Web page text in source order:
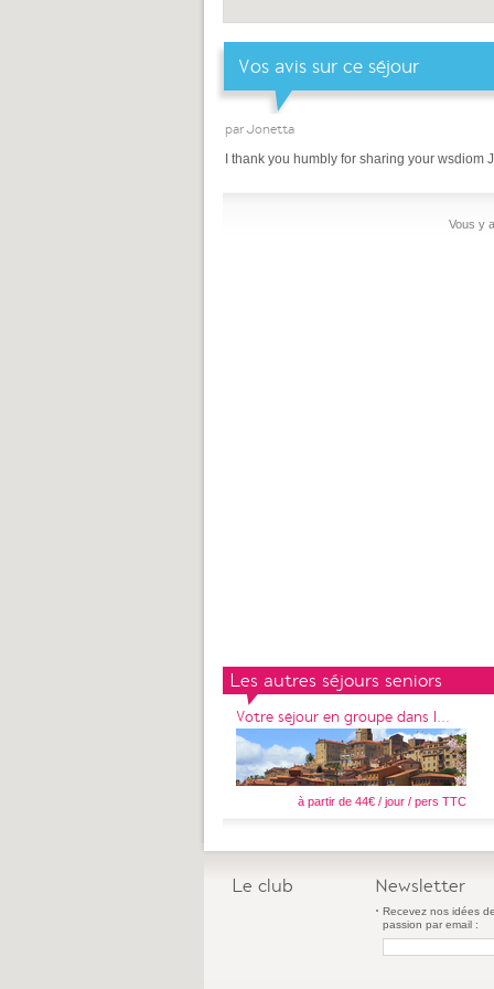
Vos avis sur ce séjour
par Jonetta
I thank you humbly for sharing your wsdiom
Vous y
Les autres séjours seniors
Votre séjour en groupe dans l...
à partir de 44€ / jour / pers TTC
Le club Newsletter
Recevez nos idées
passion par email :